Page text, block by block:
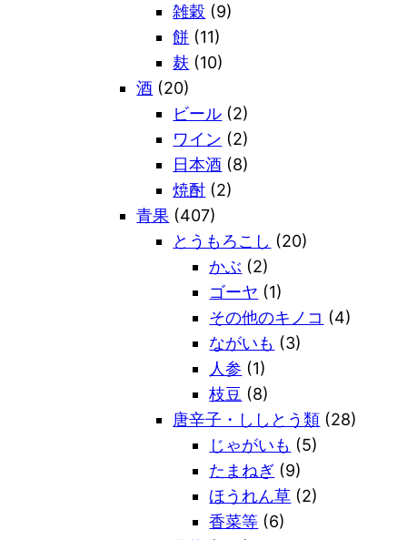
雑穀 (9)
餅 (11)
麸 (10)
酒 (20)
ビール (2)
ワイン (2)
日本酒 (8)
焼酎 (2)
青果 (407)
とうもろこし (20)
かぶ (2)
ゴーヤ (1)
その他のキノコ (4)
ながいも (3)
人参 (1)
枝豆 (8)
唐辛子・ししとう類 (28)
じゃがいも (5)
たまねぎ (9)
ほうれん草 (2)
香菜等 (6)